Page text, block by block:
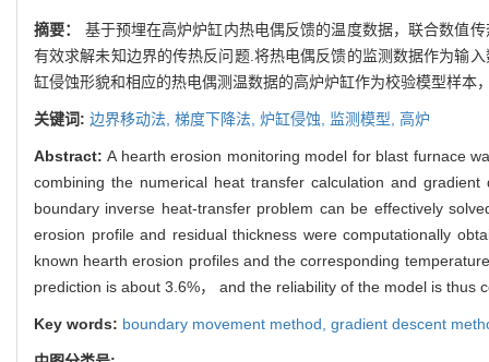
摘要： 基于预埋在高炉炉缸内热电偶反馈的温度数据，联合数值
有效求解未知边界的传热反问题.将热电偶反馈的监测数据作为输
缸侵蚀形貌和相应的热电偶测温数据的高炉炉缸作为校验模型样
关键词: 边界移动法, 梯度下降法, 炉缸侵蚀, 监测模型, 高炉
Abstract:A hearth erosion monitoring model for blast furnace
combining the numerical heat transfer calculation and
boundary inverse heat-transfer problem can be effectively
erosion profile and residual thickness were computationally
known hearth erosion profiles and the corresponding
prediction is about 3.6%， and the reliability of the model is thus
Key words: boundary movement method, gradient descent